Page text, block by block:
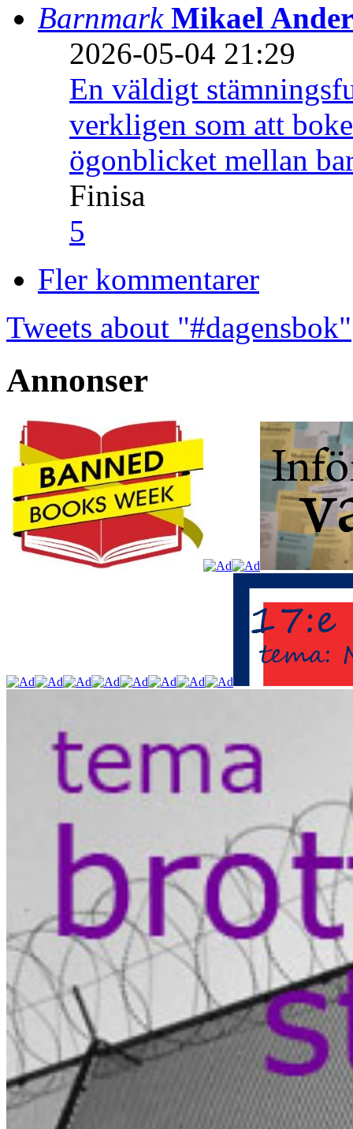
Barnmark Mikael
2026-05-04 21:29
En väldigt
verkligen som att
ögonblicket mellan
Finisa
5
Fler kommentarer
Tweets about "#dagensbok"
Annonser